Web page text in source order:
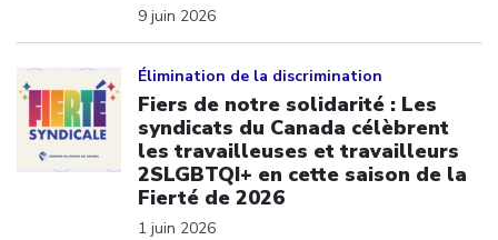
9 juin 2026
Élimination de la discrimination
Fiers de notre solidarité : Les
syndicats du Canada célèbrent
les travailleuses et travailleurs
2SLGBTQI+ en cette saison de la
Fierté de 2026
1 juin 2026